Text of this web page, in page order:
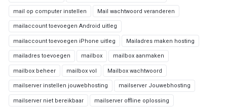
mail op computer instellen Mail wachtwoord veranderen
mailaccount toevoegen Android uitleg
mailaccount toevoegen iPhone uitleg Mailadres maken hosting
mailadres toevoegen mailbox mailbox aanmaken
mailbox beheer mailbox vol Mailbox wachtwoord
mailserver instellen jouwebhosting mailserver Jouwebhosting
mailserver niet bereikbaar mailserver offline oplossing